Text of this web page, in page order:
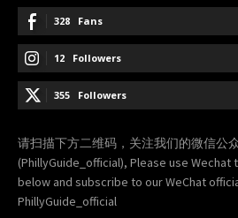
328 Fans
12 Followers
355 Followers
请扫描下方二维码，关注我们的微信公
(PhillyGuide_official), Please use Wechat
below and subscribe to our WeChat
PhillyGuide_official